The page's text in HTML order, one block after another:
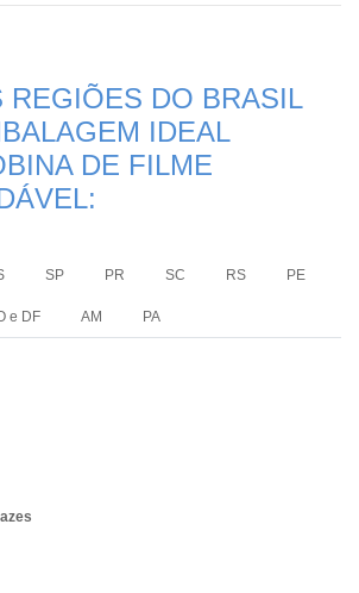
REGIÕES DO BRASIL
IDEAL
DE FILME
SP PR SC RS PE
e DF AM PA